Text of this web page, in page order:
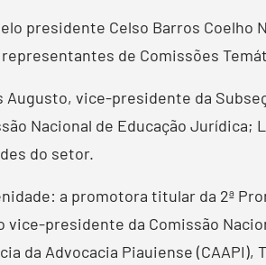
presidente Celso Barros
de Comissões
vice-presidente da
Nacional de Educação
do setor.
a promotora titular da 2ª
vice-presidente da Comissão
da Advocacia Piauiense